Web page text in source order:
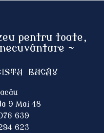
pentru toate,
~
BACĂU
9 Mai 48
639
623